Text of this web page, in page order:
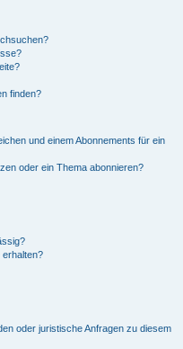
finden?
und einem Abonnements für ein
oder ein Thema abonnieren?
erhalten?
oder juristische Anfragen zu diesem